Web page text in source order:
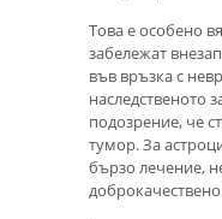
Това е особено
забележат
във връзка с
наследственото
подозрение, че
тумор. За
бързо лечение,